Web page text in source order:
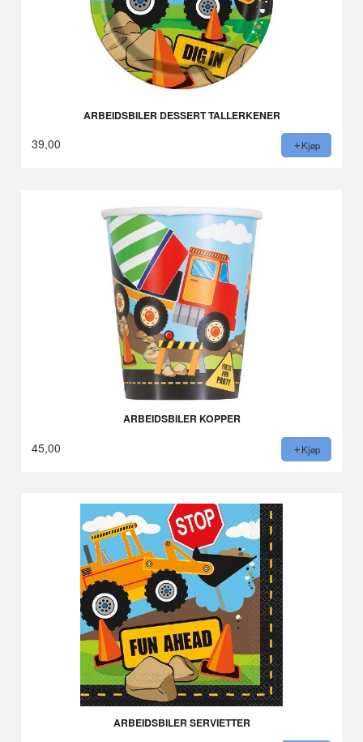
ARBEIDSBILER DESSERT TALLERKENER
39,00 Kjøp
ARBEIDSBILER KOPPER
45,00 Kjøp
ARBEIDSBILER SERVIETTER